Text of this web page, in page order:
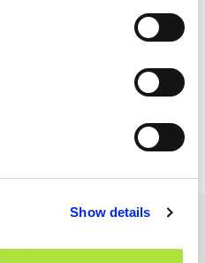
Show details
en bedrijven met minder dan 3
in rekening gebracht vanaf 3
Kantoren en bedrijven met meerdere
vestigingen kunnen wel centraal